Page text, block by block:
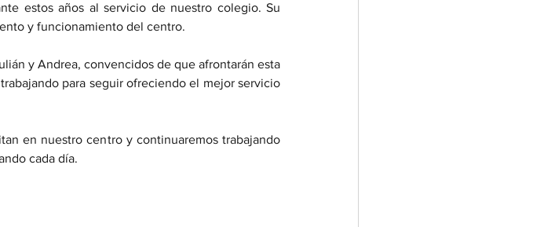
estos años al servicio de nuestro colegio. Su
y funcionamiento del centro.
y Andrea, convencidos de que afrontarán esta
para seguir ofreciendo el mejor servicio
en nuestro centro y continuaremos trabajando
cada día.